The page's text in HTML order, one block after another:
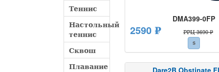
Теннис
Настольный
теннис
Сквош
Плавание
DMA399-0FP
2590 ₽ РРЦ 3690 ₽
S
Dare2B Obstinate